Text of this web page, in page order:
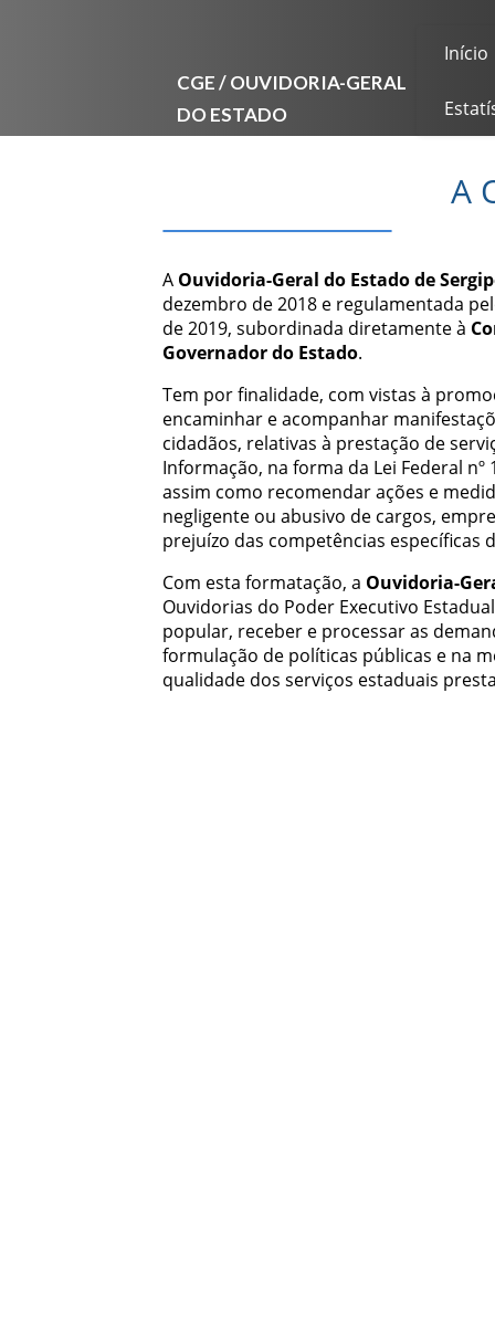
CGE / OUVIDORIA-GERAL
DO ESTADO
Início
A
A Ouvidoria-Geral do Estado de
dezembro de 2018 e regulamentada
de 2019, subordinada diretamente à
Governador do Estado.
Tem por finalidade, com vistas à
encaminhar e acompanhar
cidadãos, relativas à prestação de
Informação, na forma da Lei Federal
assim como recomendar ações e
negligente ou abusivo de cargos,
prejuízo das competências
Com esta formatação, a Ouvidoria-
Ouvidorias do Poder Executivo
popular, receber e processar as
formulação de políticas públicas e na
qualidade dos serviços estaduais